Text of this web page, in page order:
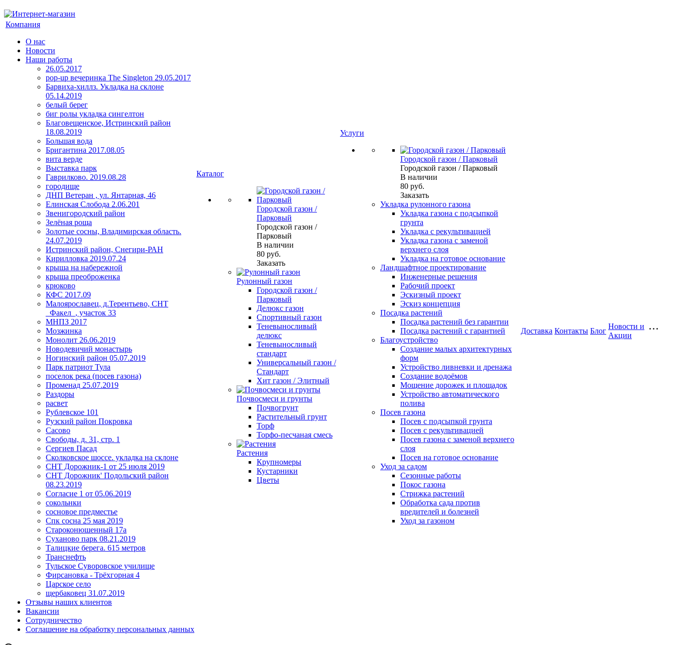
Компания
О нас
Новости
Наши работы
26.05.2017
pop-up вечеринка The Singleton 29.05.2017
Барвиха-хиллз. Укладка на склоне
05.14.2019
белый берег
биг ролы укладка сингелтон
Благовещенское, Истринский район
18.08.2019
Большая вода
Бригантина 2017.08.05
вита верде
Выставка парк
Гаврилково. 2019.08.28
городище
ДНП Ветеран , ул. Янтарная, 46
Елинская Слобода 2.06.201
Звенигородский район
Зелёная роща
Золотые сосны, Владимирская область.
24.07.2019
Истринский район, Снегири-РАН
Кирилловка 2019.07.24
крыша на набережной
крыша преоброженка
крюково
КФС 2017.09
Малоярославец, д.Терентьево, СНТ
_Факел_, участок 33
МНПЗ 2017
Мозжинка
Монолит 26.06.2019
Новодевичий монастырь
Ногинский район 05.07.2019
Парк патриот Тула
поселок река (посев газона)
Променад 25.07.2019
Раздоры
расвет
Рублевское 101
Рузский район Покровка
Сасово
Свободы, д. 31, стр. 1
Сергиев Пасад
Сколковское шоссе. укладка на склоне
СНТ Дорожник-1 от 25 июля 2019
СНТ Дорожник' Подольский район
08.23.2019
Согласие 1 от 05.06.2019
сокольнки
сосновое предместье
Спк сосна 25 мая 2019
Староконюшенный 17а
Суханово парк 08.21.2019
Талицкие берега. 615 метров
Транснефть
Тульское Суворовское училище
Фирсановка - Трёхгорная 4
Царское село
щербаковец 31.07.2019
Отзывы наших клиентов
Вакансии
Сотрудничество
Соглашение на обработку персональных данных
Каталог
Городской газон /
Парковый
Городской газон /
Парковый
В наличии
80 руб.
Заказать
Рулонный газон
Городской газон /
Парковый
Делюкс газон
Спортивный газон
Теневыносливый
делюкс
Теневыносливый
стандарт
Универсальный газон /
Стандарт
Хит газон / Элитный
Почвосмеси и грунты
Почвогрунт
Растительный грунт
Торф
Торфо-песчаная смесь
Растения
Крупномеры
Кустарники
Цветы
Услуги
Городской газон / Парковый
Городской газон / Парковый
В наличии
80 руб.
Заказать
Укладка рулонного газона
Укладка газона с подсыпкой
грунта
Укладка с рекультивацией
Укладка газона с заменой
верхнего слоя
Укладка на готовое основание
Ландшафтное проектирование
Инженерные решения
Рабочий проект
Эскизный проект
Эскиз концепция
Посадка растений
Посадка растений без гарантии
Посадка растений с гарантией
Благоустройство
Создание малых архитектурных
форм
Устройство ливневки и дренажа
Создание водоёмов
Мощение дорожек и площадок
Устройство автоматического
полива
Посев газона
Посев с подсыпкой грунта
Посев с рекультивацией
Посев газона с заменой верхнего
слоя
Посев на готовое основание
Уход за садом
Сезонные работы
Покос газона
Стрижка растений
Обработка сада против
вредителей и болезней
Уход за газоном
Доставка Контакты Блог
Новости и
Акции